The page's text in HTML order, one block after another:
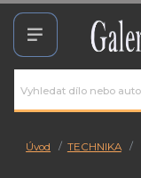
Úvod TECHNIKA